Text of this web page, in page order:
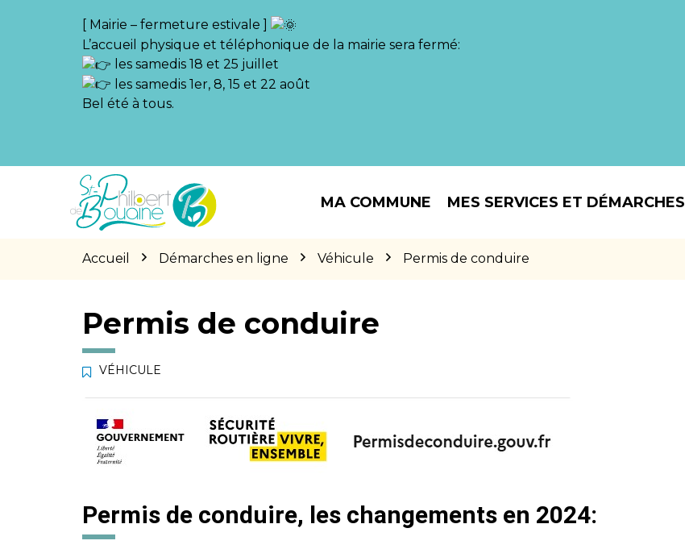
[ Mairie – fermeture estivale ]
L’accueil physique et téléphonique de la mairie sera fermé:
les samedis 18 et 25 juillet
les samedis 1er, 8, 15 et 22 août
Bel été à tous.
MA COMMUNE MES SERVICES ET DÉMARCHES
Accueil Démarches en ligne Véhicule Permis de conduire
Permis de conduire
VÉHICULE
Permis de conduire, les changements en 2024: